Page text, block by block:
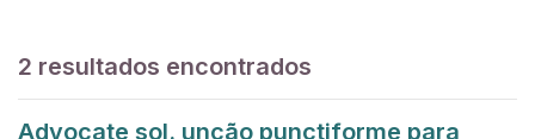
2 resultados encontrados
Advocate sol. uncão punctiforme para